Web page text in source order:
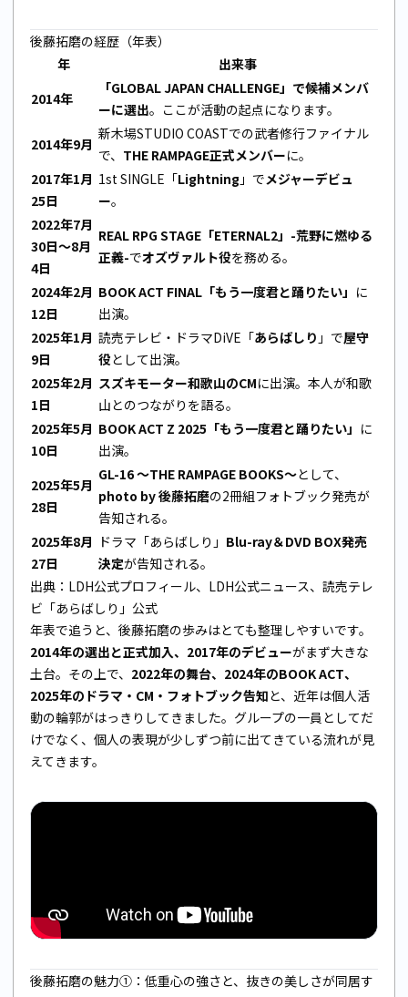
後藤拓磨の経歴（年表）
年
出来事
2014年
「GLOBAL JAPAN CHALLENGE」で候補メンバ
ーに選出。ここが活動の起点になります。
2014年9月
新木場STUDIO COASTでの武者修行ファイナル
で、 THE RAMPAGE正式メンバーに。
2017年1月
25日
1st SINGLE「Lightning 」でメジャーデビュ
ー。
2022年7月
30日〜8月
4日
REAL RPG STAGE「ETERNAL2」-荒野に燃ゆる
正義-でオズヴァルト役を務める。
2024年2月
12日
BOOK ACT FINAL「もう一度君と踊りたい」 に
出演。
2025年1月
9日
読売テレビ・ドラマDiVE「あらばしり 」で屋守
役として出演。
2025年2月
1日
スズキモーター和歌山のCMに出演。本人が和歌
山とのつながりを語る。
2025年5月
10日
BOOK ACT Z 2025「もう一度君と踊りたい」 に
出演。
2025年5月
28日
GL-16 ～THE RAMPAGE BOOKS～として、
photo by 後藤拓磨の2冊組フォトブック発売が
告知される。
2025年8月
27日
ドラマ「あらばしり」 Blu-ray＆DVD BOX発売
決定が告知される。
出典：LDH公式プロフィール、LDH公式ニュース、読売テレ
ビ「あらばしり」公式
年表で追うと、後藤拓磨の歩みはとても整理しやすいです。
2014年の選出と正式加入、2017年のデビューがまず大きな
土台。その上で、 2022年の舞台、2024年のBOOK ACT、
2025年のドラマ・CM・フォトブック告知と、近年は個人活
動の輪郭がはっきりしてきました。グループの一員としてだ
けでなく、個人の表現が少しずつ前に出てきている流れが見
えてきます。
後藤拓磨の魅力①：低重心の強さと、抜きの美しさが同居す